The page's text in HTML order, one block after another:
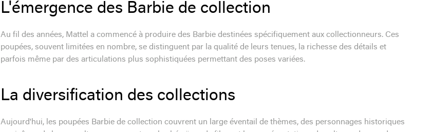
L'émergence des Barbie de collection
Au fil des années, Mattel a commencé à produire des Barbie destinées spécifiquement aux collectionneurs. Ces
poupées, souvent limitées en nombre, se distinguent par la qualité de leurs tenues, la richesse des détails et
parfois même par des articulations plus sophistiquées permettant des poses variées.
La diversification des collections
Aujourd'hui, les poupées Barbie de collection couvrent un large éventail de thèmes, des personnages historiques